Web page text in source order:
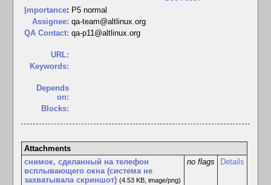
mportance: P5 normal
Assignee: qa-team@altlinux.org
QA Contact: qa-p11@altlinux.org
URL:
Keywords:
Depends
on:
Blocks:
Attachments
снимок, сделанный на телефон
всплывающего окна (система не
захватывала скриншот) (4.53 KB, image/png)
no flags Details